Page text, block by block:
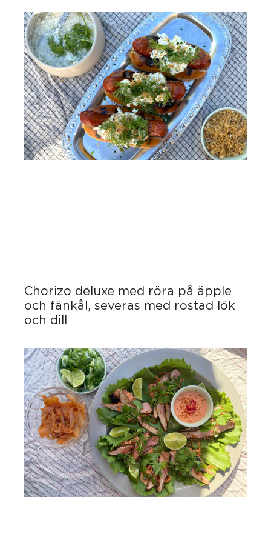
Chorizo deluxe med röra på äpple
och fänkål, severas med rostad lök
och dill